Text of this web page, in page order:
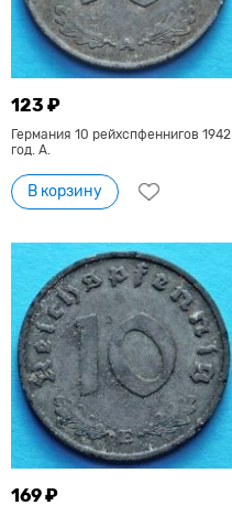
123 ₽
Германия 10 рейхспфеннигов 1942
год. А.
В корзину
169 ₽